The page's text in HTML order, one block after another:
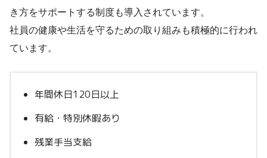
き方をサポートする制度も導入されています。
社員の健康や生活を守るための取り組みも積極的に行われ
ています。
年間休日120日以上
有給・特別休暇あり
残業手当支給